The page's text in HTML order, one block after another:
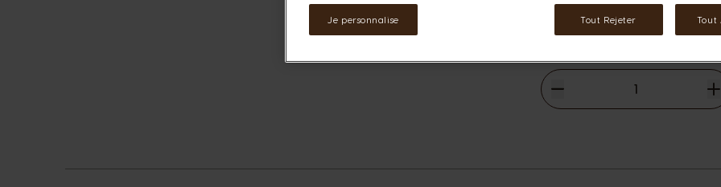
The price depends on the
Prix normal
34,92 €
31,44 €
Je personnalise Tout Rejeter Tout